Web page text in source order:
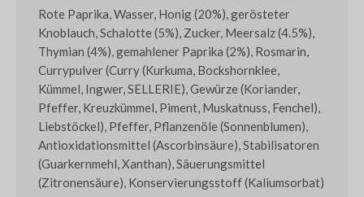
Rote Paprika, Wasser, Honig (20%), gerösteter
Knoblauch, Schalotte (5%), Zucker, Meersalz (4.5%),
Thymian (4%), gemahlener Paprika (2%), Rosmarin,
Currypulver (Curry (Kurkuma, Bockshornklee,
Kümmel, Ingwer, SELLERIE), Gewürze (Koriander,
Pfeffer, Kreuzkümmel, Piment, Muskatnuss, Fenchel),
Liebstöckel), Pfeffer, Pflanzenöle (Sonnenblumen),
Antioxidationsmittel (Ascorbinsäure), Stabilisatoren
(Guarkernmehl, Xanthan), Säuerungsmittel
(Zitronensäure), Konservierungsstoff (Kaliumsorbat)